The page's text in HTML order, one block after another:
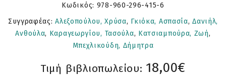
Κωδικός: 978-960-296-415-6
Συγγραφέας:Αλεξοπούλου, Χρύσα, Γκιόκα, Ασπασία,Δανιήλ,
Ανθούλα, Καραγεωργίου, Τασούλα, Κατσιαμπούρα, Ζωή,
Μπεχλικούδη, Δήμητρα
Τιμή βιβλιοπωλείου: 18,00€